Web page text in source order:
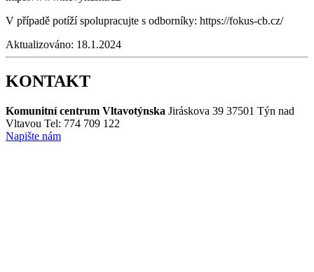
V případě potíží spolupracujte s odborníky: https://fokus-cb.cz/
Aktualizováno: 18.1.2024
KONTAKT
Komunitní centrum Vltavotýnska Jiráskova 39 37501 Týn nad
Vltavou Tel: 774 709 122
Napište nám